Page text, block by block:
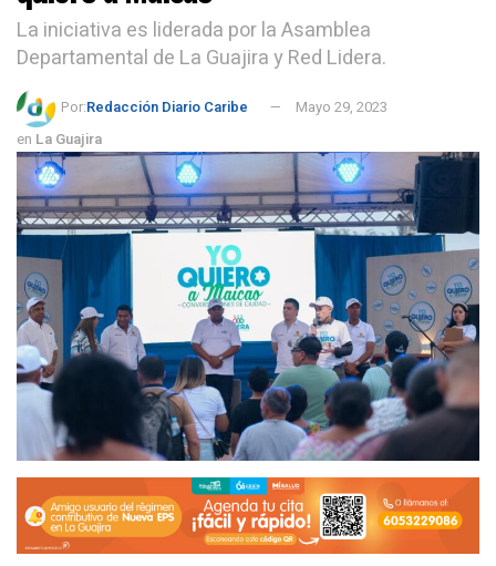
La iniciativa es liderada por la Asamblea
Departamental de La Guajira y Red Lidera.
Por:Redacción Diario Caribe
Mayo 29, 2023
en La Guajira